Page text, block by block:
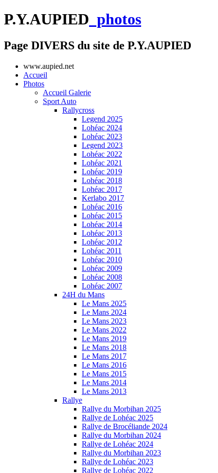
P.Y.AUPIED photos
Page DIVERS du site de P.Y.AUPIED
www.aupied.net
Accueil
Photos
Accueil Galerie
Sport Auto
Rallycross
Legend 2025
Lohéac 2024
Lohéac 2023
Legend 2023
Lohéac 2022
Lohéac 2021
Lohéac 2019
Lohéac 2018
Lohéac 2017
Kerlabo 2017
Lohéac 2016
Lohéac 2015
Lohéac 2014
Lohéac 2013
Lohéac 2012
Lohéac 2011
Lohéac 2010
Lohéac 2009
Lohéac 2008
Lohéac 2007
24H du Mans
Le Mans 2025
Le Mans 2024
Le Mans 2023
Le Mans 2022
Le Mans 2019
Le Mans 2018
Le Mans 2017
Le Mans 2016
Le Mans 2015
Le Mans 2014
Le Mans 2013
Rallye
Rallye du Morbihan 2025
Rallye de Lohéac 2025
Rallye de Brocéliande 2024
Rallye du Morbihan 2024
Rallye de Lohéac 2024
Rallye du Morbihan 2023
Rallye de Lohéac 2023
Rallye de Lohéac 2022